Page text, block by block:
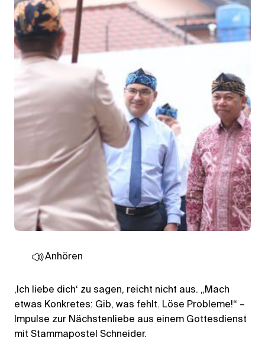
Anhören
‚Ich liebe dich‘ zu sagen, reicht nicht aus. „Mach
etwas Konkretes: Gib, was fehlt. Löse Probleme!“ –
Impulse zur Nächstenliebe aus einem Gottesdienst
mit Stammapostel Schneider.